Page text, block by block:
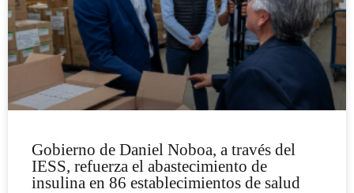
Gobierno de Daniel Noboa, a través del
IESS, refuerza el abastecimiento de
insulina en 86 establecimientos de salud